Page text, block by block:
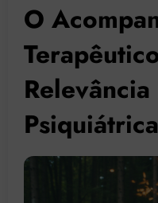
O
Psiquiátrica